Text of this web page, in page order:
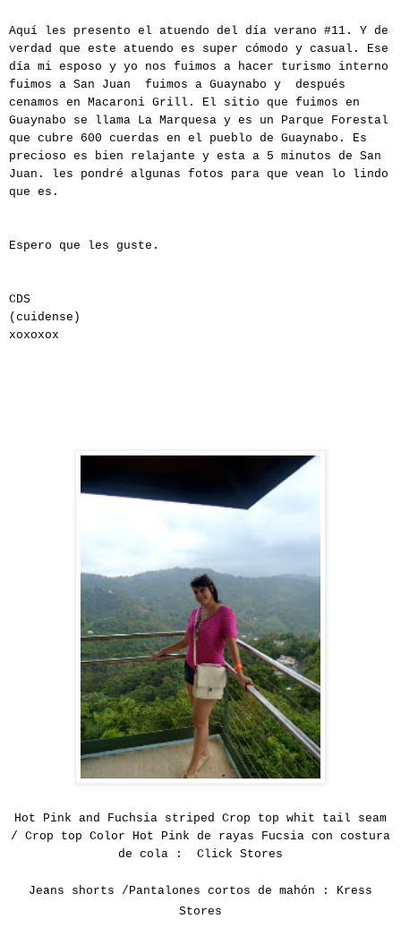
Aquí les presento el atuendo del día verano #11. Y de
verdad que este atuendo es super cómodo y casual. Ese
día mi esposo y yo nos fuimos a hacer turismo interno
fuimos a San Juan fuimos a Guaynabo y después
cenamos en Macaroni Grill. El sitio que fuimos en
Guaynabo se llama La Marquesa y es un Parque Forestal
que cubre 600 cuerdas en el pueblo de Guaynabo. Es
precioso es bien relajante y esta a 5 minutos de San
Juan. les pondré algunas fotos para que vean lo lindo
que es.
Espero que les guste.
CDS
(cuidense)
xoxoxox
Hot Pink and Fuchsia striped Crop top whit tail
seam
/ Crop top Color Hot Pink de rayas Fucsia con costura
de cola : Click Stores
Jeans shorts /Pantalones cortos de mahón : Kress
Stores